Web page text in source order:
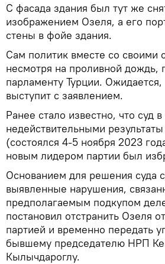
С фасада здания был тут же
изображением Озеля, а его
стены в фойе здания.
Сам политик вместе со своими
несмотря на проливной дождь,
парламенту Турции. Ожидается,
выступит с заявлением.
Ранее стало известно, что суд
недействительными
(состоялся 4-5 ноября 2023
новым лидером партии был
Основанием для решения суда
выявленные нарушения,
предполагаемым подкупом
постановил отстранить Озеля
партией и временно передать
бывшему председателю НРП
Кылычдароглу.